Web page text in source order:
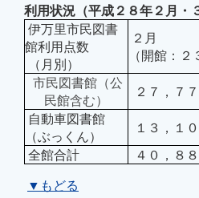
利用状況（平成２８年２月・
伊万里市民図書
館利用点数
（月別）
２月
（開館：２
市民図書館（公
民館含む）
２７，７
自動車図書館
（ぶっくん）
１３，１
全館合計
４０，８
▼もどる